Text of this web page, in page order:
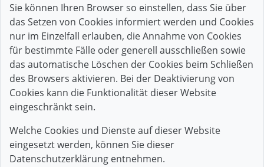
Sie können Ihren Browser so einstellen, dass Sie über
das Setzen von Cookies informiert werden und Cookies
nur im Einzelfall erlauben, die Annahme von Cookies
für bestimmte Fälle oder generell ausschließen sowie
das automatische Löschen der Cookies beim Schließen
des Browsers aktivieren. Bei der Deaktivierung von
Cookies kann die Funktionalität dieser Website
eingeschränkt sein.
Welche Cookies und Dienste auf dieser Website
eingesetzt werden, können Sie dieser
Datenschutzerklärung entnehmen.